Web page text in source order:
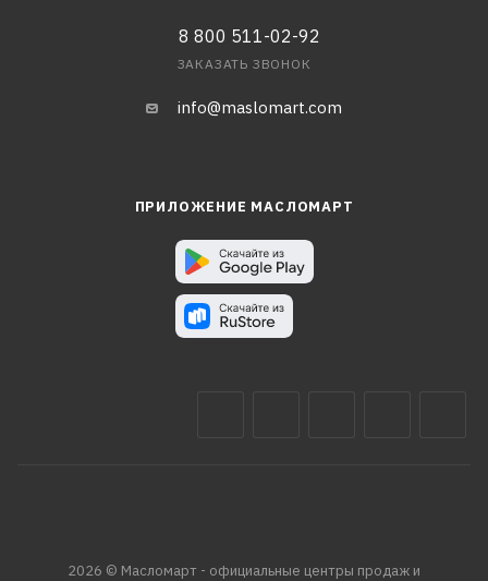
8 800 511-02-92
ЗАКАЗАТЬ ЗВОНОК
info@maslomart.com
ПРИЛОЖЕНИЕ МАСЛОМАРТ
2026 © Масломарт - официальные центры продаж и